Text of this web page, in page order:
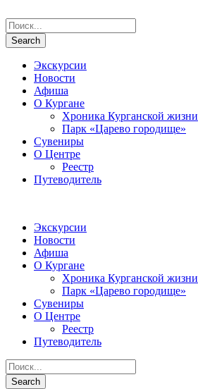
Экскурсии
Новости
Афиша
О Кургане
Хроника Курганской жизни
Парк «Царево городище»
Сувениры
О Центре
Реестр
Путеводитель
Экскурсии
Новости
Афиша
О Кургане
Хроника Курганской жизни
Парк «Царево городище»
Сувениры
О Центре
Реестр
Путеводитель